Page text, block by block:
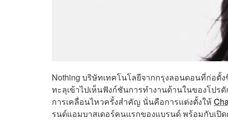
Nothing บริษัทเทคโนโลยีจากกรุงลอนดอนที่ก่อตั้
ทะลุเข้าไปเห็นฟังก์ชันการทำงานด้านในของโปร
การเคลื่อนไหวครั้งสำคัญ นั่นคือการแต่งตั้งให้
รนด์แอมบาสเดอร์คนแรกของแบรนด์ พร้อมกับเปิ